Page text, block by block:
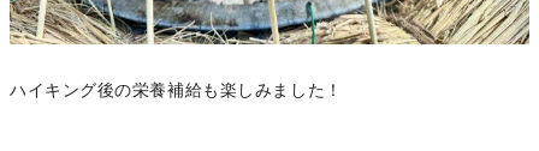
ハイキング後の栄養補給も楽しみました！